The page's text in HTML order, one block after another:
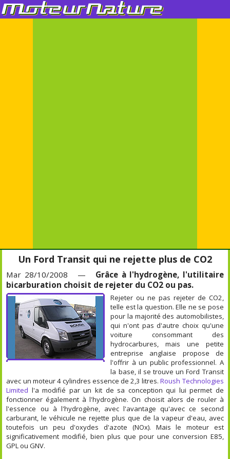
Un Ford Transit qui ne rejette plus de CO2
Mar 28/10/2008 — Grâce à l'hydrogène, l'utilitaire
bicarburation choisit de rejeter du CO2 ou pas.
Rejeter ou ne pas rejeter de CO2,
telle est la question. Elle ne se pose
pour la majorité des automobilistes,
qui n'ont pas d'autre choix qu'une
voiture consommant des
hydrocarbures, mais une petite
entreprise anglaise propose de
l'offrir à un public professionnel. A
la base, il se trouve un Ford Transit
avec un moteur 4 cylindres essence de 2,3 litres.Roush Technologies
Limited l'a modifié par un kit de sa conception qui lui permet de
fonctionner également à l'hydrogène. On choisit alors de rouler à
l'essence ou à l'hydrogène, avec l'avantage qu'avec ce second
carburant, le véhicule ne rejette plus que de la vapeur d'eau, avec
toutefois un peu d'oxydes d'azote (NOx). Mais le moteur est
significativement modifié, bien plus que pour une conversion E85,
GPL ou GNV.